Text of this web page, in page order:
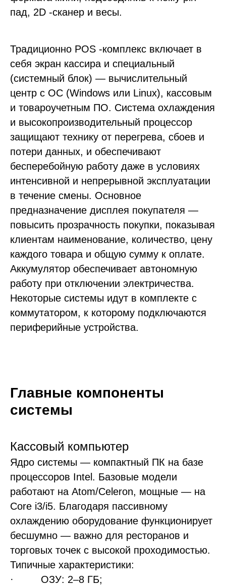
пад, 2D -сканер и весы.
Традиционно POS -комплекс включает в
себя экран кассира и специальный
(системный блок) — вычислительный
центр с ОС (Windows или Linux), кассовым
и товароучетным ПО. Система охлаждения
и высокопроизводительный процессор
защищают технику от перегрева, сбоев и
потери данных, и обеспечивают
бесперебойную работу даже в условиях
интенсивной и непрерывной эксплуатации
в течение смены. Основное
предназначение дисплея покупателя —
повысить прозрачность покупки, показывая
клиентам наименование, количество, цену
каждого товара и общую сумму к оплате.
Аккумулятор обеспечивает автономную
работу при отключении электричества.
Некоторые системы идут в комплекте с
коммутатором, к которому подключаются
периферийные устройства.
Главные компоненты
системы
Кассовый компьютер
Ядро системы — компактный ПК на базе
процессоров Intel. Базовые модели
работают на Atom/Celeron, мощные — на
Core i3/i5. Благодаря пассивному
охлаждению оборудование функционирует
бесшумно — важно для ресторанов и
торговых точек с высокой проходимостью.
Типичные характеристики:
· ОЗУ: 2–8 ГБ;